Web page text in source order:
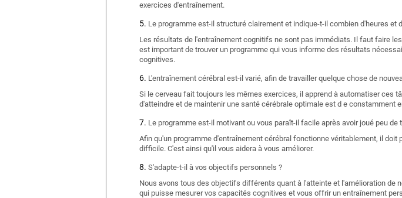
exercices d'entraînement.
Le programme est-il structuré clairement et indique-t-il combien d'heures et
Les résultats de l'entraînement cognitifs ne sont pas immédiats. Il faut faire
est important de trouver un programme qui vous informe des résultats
cognitives.
L'entraînement cérébral est-il varié, afin de travailler quelque chose de
Si le cerveau fait toujours les mêmes exercices, il apprend à automatiser ces
d'atteindre et de maintenir une santé cérébrale optimale est d e constamment
Le programme est-il motivant ou vous paraît-il facile après avoir joué peu de
Afin qu'un programme d'entraînement cérébral fonctionne véritablement, il
difficile. C'est ainsi qu'il vous aidera à vous améliorer.
S'adapte-t-il à vos objectifs personnels ?
Nous avons tous des objectifs différents quant à l'atteinte et l'amélioration de
qui puisse mesurer vos capacités cognitives et vous offrir un entraînement